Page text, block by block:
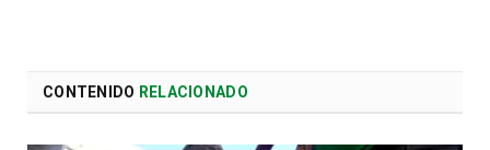
CONTENIDO RELACIONADO